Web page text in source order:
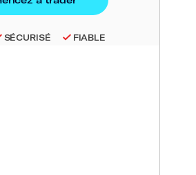
SÉCURISÉ FIABLE